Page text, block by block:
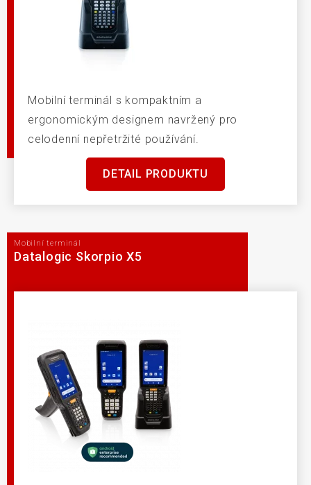
Mobilní terminál s kompaktním a
ergonomickým designem navržený pro
celodenní nepřetržité používání.
DETAIL PRODUKTU
Mobilní terminál
Datalogic Skorpio X5